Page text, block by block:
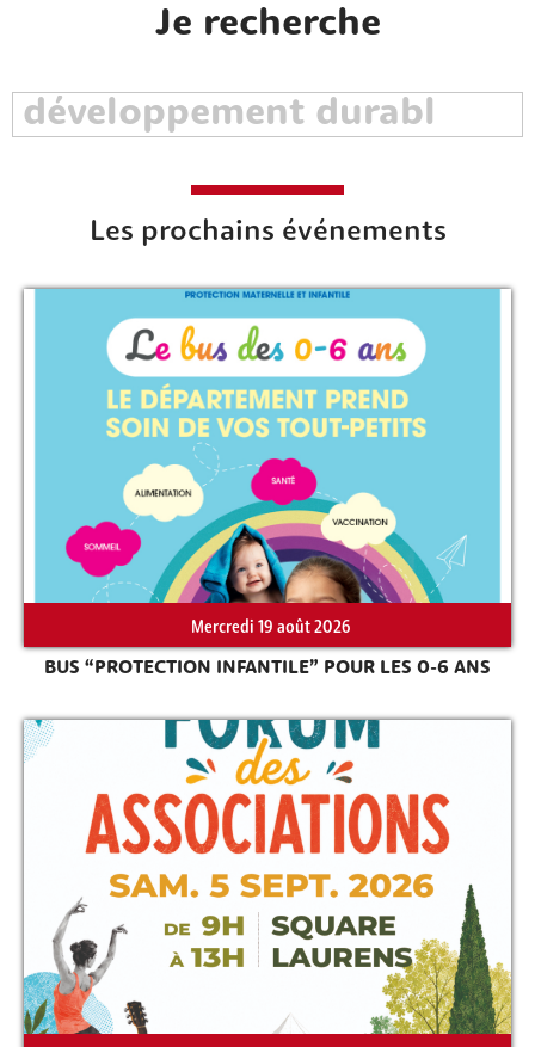
Rechercher sur le site
Je recherche
Les prochains événements
Mercredi 19 août 2026
BUS “PROTECTION INFANTILE” POUR LES 0-6 ANS